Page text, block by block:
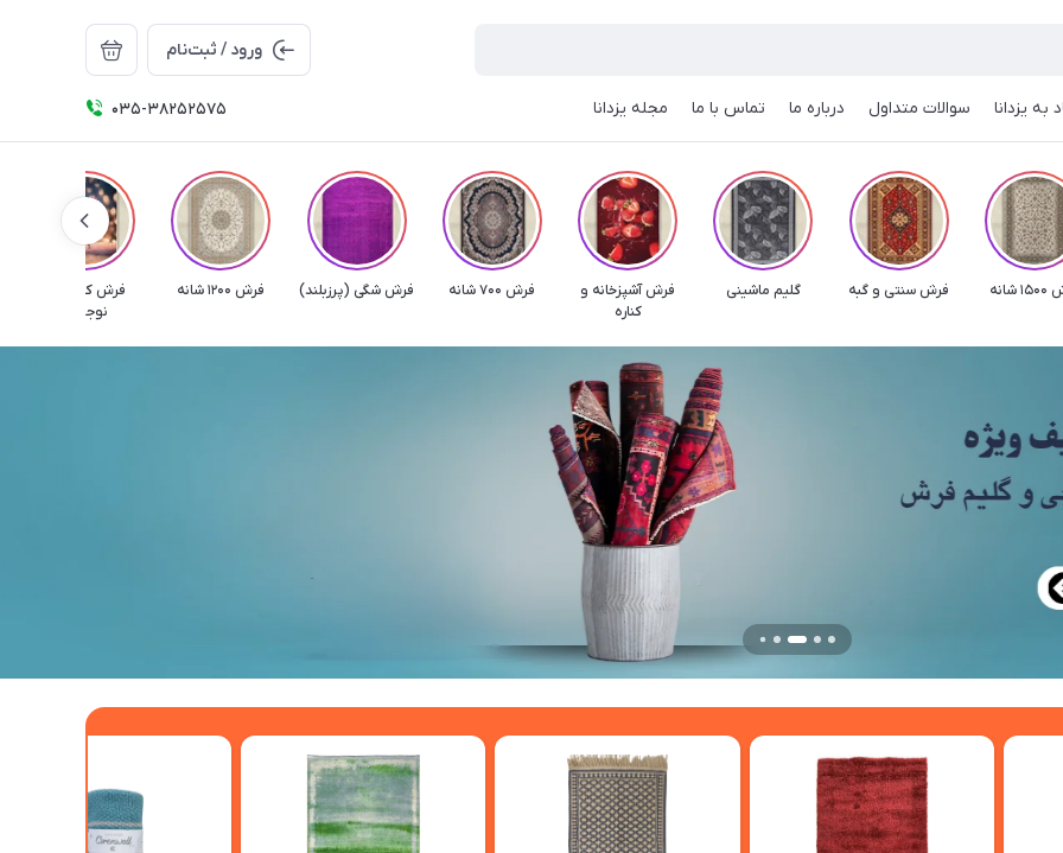
ورود / ثبت‌نام
به یزدانا سوالات متداول درباره ما تماس با ما مجله یزدانا 035-38252575
فرش سنتی و گبه گلیم ماشینی
فرش آشپزخانه و
کناره
فرش 700 شانه فرش شگی (پرزبلند) فرش 1200 شانه
فرش کودک و
نوجوان